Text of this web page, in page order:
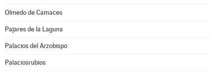
Olmedo de Camaces
Pajares de la Laguna
Palacios del Arzobispo
Palaciosrubios